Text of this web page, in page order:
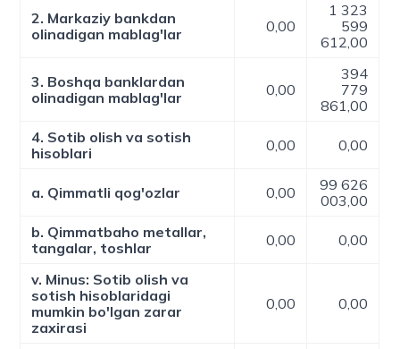
2. Markaziy bankdan
olinadigan mablag'lar
0,00
1 323
599
612,00
3. Boshqa banklardan
olinadigan mablag'lar
0,00
394
779
861,00
4. Sotib olish va sotish
hisoblari
0,00 0,00
a. Qimmatli qog'ozlar 0,00
99 626
003,00
b. Qimmatbaho metallar,
tangalar, toshlar
0,00 0,00
v. Minus: Sotib olish va
sotish hisoblaridagi
mumkin bo'lgan zarar
zaxirasi
0,00 0,00